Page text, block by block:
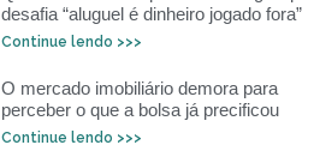
desafia “aluguel é dinheiro jogado fora”
Continue lendo >>>
O mercado imobiliário demora para
perceber o que a bolsa já precificou
Continue lendo >>>